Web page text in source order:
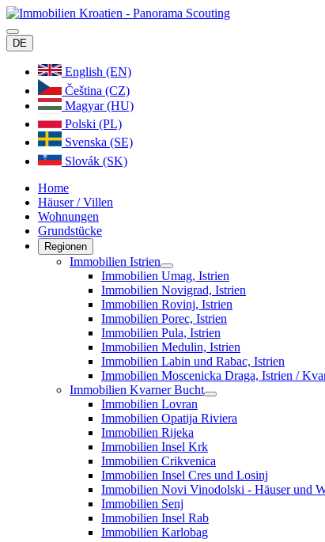
DE
English (EN)
Čeština (CZ)
Magyar (HU)
Polski (PL)
Svenska (SE)
Slovák (SK)
Home
Häuser / Villen
Wohnungen
Grundstücke
Regionen
Immobilien Istrien
Immobilien Umag, Istrien
Immobilien Novigrad, Istrien
Immobilien Rovinj, Istrien
Immobilien Porec, Istrien
Immobilien Pula, Istrien
Immobilien Medulin, Istrien
Immobilien Labin und Rabac, Istrien
Immobilien Moscenicka Draga, Istrien /
Immobilien Kvarner Bucht
Immobilien Lovran
Immobilien Opatija Riviera
Immobilien Rijeka
Immobilien Insel Krk
Immobilien Crikvenica
Immobilien Insel Cres und Losinj
Immobilien Novi Vinodolski - Häuser und
Immobilien Senj
Immobilien Insel Rab
Immobilien Karlobag